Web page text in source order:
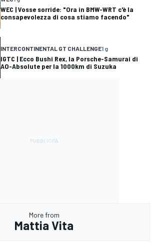
WEC | Vosse sorride: "Ora in BMW-WRT c'è la
consapevolezza di cosa stiamo facendo"
INTERCONTINENTAL GT CHALLENGE1 g
IGTC | Ecco Bushi Rex, la Porsche-Samurai di
AO-Absolute per la 1000km di Suzuka
More from
Mattia Vita